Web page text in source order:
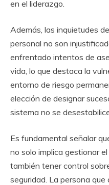
en el liderazgo.
Además, las inquietudes
personal no son
enfrentado intentos de
vida, lo que destaca la
entorno de riesgo
elección de designar
sistema no se
Es fundamental señalar
no solo implica gestionar
también tener control
seguridad. La persona